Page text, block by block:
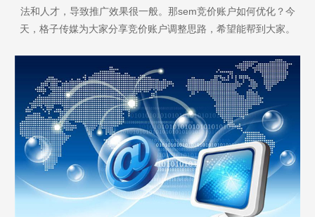
法和人才，导致推广效果很一般。那sem竞价账户如何优化？今
天，格子传媒为大家分享竞价账户调整思路，希望能帮到大家。